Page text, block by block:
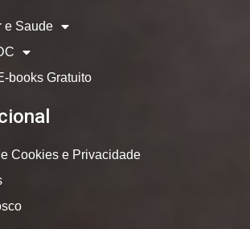
e Saude
books Gratuito
Cookies e Privacidade